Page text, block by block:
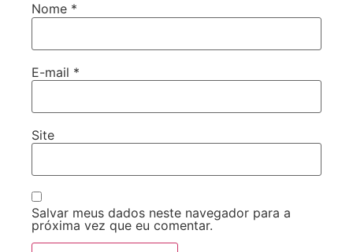
Nome *
E-mail *
Site
Salvar meus dados neste navegador para a
próxima vez que eu comentar.